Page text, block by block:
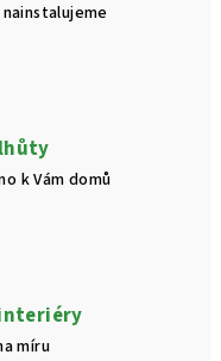
k Vám domů
míru